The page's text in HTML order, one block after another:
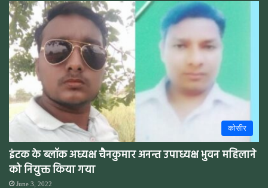
कोसीर
इंटक के ब्लॉक अध्यक्ष चैनकुमार अनन्त उपाध्यक्ष भुवन महिलाने
को नियुक्त किया गया
June 3, 2022